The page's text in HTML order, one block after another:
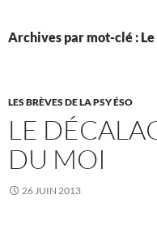
Archives par mot-clé :
LES BRÈVES DE LA PSY ÉSO
LE
DU MOI
26 JUIN 2013